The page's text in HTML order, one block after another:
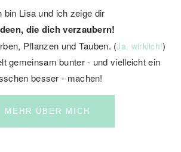
bin Lisa und ich zeige dir
die dich verzaubern!
Pflanzen und Tauben. (Ja, wirklich!)
gemeinsam bunter - und vielleicht ein
besser - machen!
MEHR ÜBER MICH